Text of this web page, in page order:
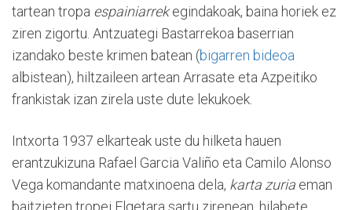
tartean tropa espainiarrekegindakoak, baina horiek ez
ziren zigortu. Antzuategi Bastarrekoa baserrian
izandako beste krimen batean (bigarren bideoa
albistean), hiltzaileen artean Arrasate eta Azpeitiko
frankistak izan zirela uste dute lekukoek.
Intxorta 1937 elkarteak uste du hilketa hauen
erantzukizuna Rafael Garcia Valiño eta Camilo Alonso
Vega komandante matxinoena dela, karta zuria eman
baitzieten tropei Elgetara sartu zirenean, hilabete